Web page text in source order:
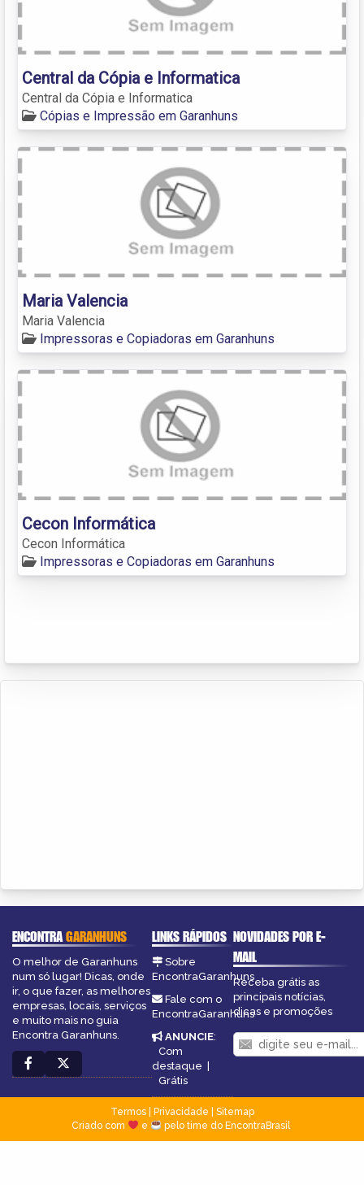
Central da Cópia e Informatica
Central da Cópia e Informatica
Cópias e Impressão em Garanhuns
Maria Valencia
Maria Valencia
Impressoras e Copiadoras em Garanhuns
Cecon Informática
Cecon Informática
Impressoras e Copiadoras em Garanhuns
ENCONTRAGARANHUNS
O melhor de Garanhuns
num só lugar! Dicas, onde
ir, o que fazer, as melhores
empresas, locais, serviços
e muito mais no guia
Encontra Garanhuns.
LINKS RÁPIDOS
Sobre
EncontraGaranhuns
Fale com o
EncontraGaranhuns
ANUNCIE:
Com
destaque |
Grátis
NOVIDADES POR E-
MAIL
Receba grátis as
principais notícias,
dicas e promoções
Termos| Privacidade
Sitemap
Criado com
e pelo time do EncontraBrasil